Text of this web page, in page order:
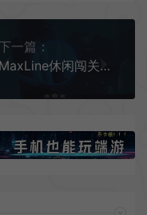
一篇：
MaxLine休闲闯关手机[Android][v1.3.2.0]